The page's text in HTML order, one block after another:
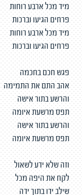
מיד מכל ארבע רוחות
פרחים הגיעו וברכות
מיד מכל ארבע רוחות
פרחים הגיעו וברכות
פגש חכם בחכמה
אהב התם את התמימה
והרשע בתור אישה
תפס מרשעת איומה
והרשע בתור אישה
תפס מרשעת איומה
וזה שלא ידע לשאול
לקח את היפה מכל
שילב ידו בתוך ידה